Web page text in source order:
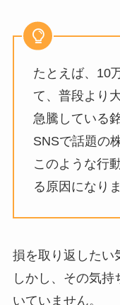
たとえば、10
て、普段より
急騰している
SNSで話題の
このような行
る原因になりま
損を取り返したい
しかし、その気持
いていません。